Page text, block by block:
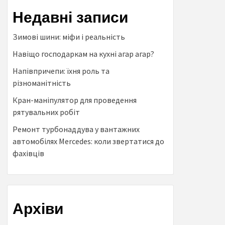
Недавні записи
Зимові шини: міфи і реальність
Навіщо господаркам на кухні агар агар?
Напівпричепи: їхня роль та
різноманітність
Кран-маніпулятор для проведення
рятувальних робіт
Ремонт турбонаддува у вантажних
автомобілях Mercedes: коли звертатися до
фахівців
Архіви